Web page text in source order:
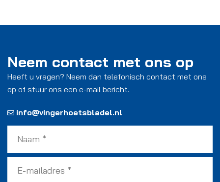
Neem contact met ons op
Heeft u vragen? Neem dan telefonisch contact met ons
op of stuur ons een e-mail bericht.
info@vingerhoetsbladel.nl